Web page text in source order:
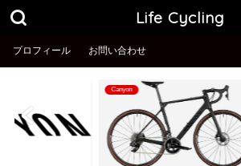
Life Cycling
プロフィール お問い合わせ
Canyon